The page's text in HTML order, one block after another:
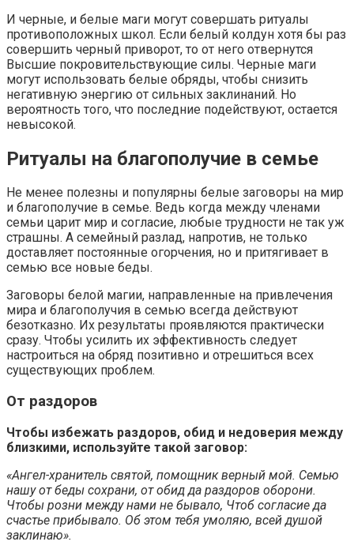
И черные, и белые маги могут совершать ритуалы
противоположных школ. Если белый колдун хотя бы раз
совершить черный приворот, то от него отвернутся
Высшие покровительствующие силы. Черные маги
могут использовать белые обряды, чтобы снизить
негативную энергию от сильных заклинаний. Но
вероятность того, что последние подействуют, остается
невысокой.
Ритуалы на благополучие в семье
Не менее полезны и популярны белые заговоры на мир
и благополучие в семье. Ведь когда между членами
семьи царит мир и согласие, любые трудности не так уж
страшны. А семейный разлад, напротив, не только
доставляет постоянные огорчения, но и притягивает в
семью все новые беды.
Заговоры белой магии, направленные на привлечения
мира и благополучия в семью всегда действуют
безотказно. Их результаты проявляются практически
сразу. Чтобы усилить их эффективность следует
настроиться на обряд позитивно и отрешиться всех
существующих проблем.
От раздоров
Чтобы избежать раздоров, обид и недоверия между
близкими, используйте такой заговор:
«Ангел-хранитель святой, помощник верный мой. Семью
нашу от беды сохрани, от обид да раздоров оборони.
Чтобы розни между нами не бывало, Чтоб согласие да
счастье прибывало. Об этом тебя умоляю, всей душой
заклинаю».